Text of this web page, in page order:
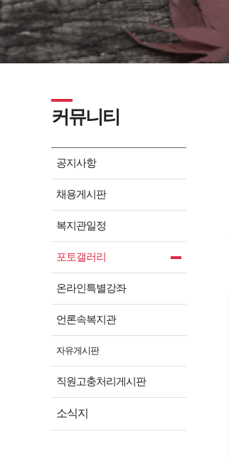
커뮤니티
공지사항
채용게시판
복지관일정
포토갤러리
온라인특별강좌
언론속복지관
자유게시판
직원고충처리게시판
소식지